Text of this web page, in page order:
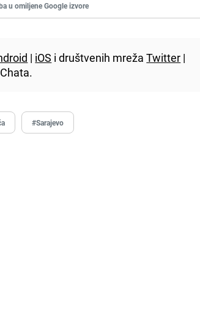
u omiljene Google izvore
| iOS i društvenih mrežaTwitter |
Chata.
#Sarajevo